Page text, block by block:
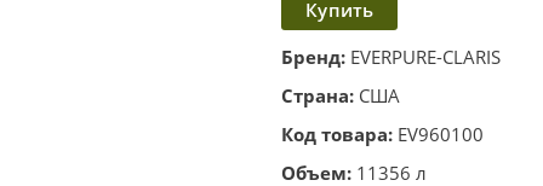
в
корзину
Купить
в один
клик
Бренд: EVERPURE-CLARIS
Страна: США
Код товара: EV960100
Объем: 11356 л